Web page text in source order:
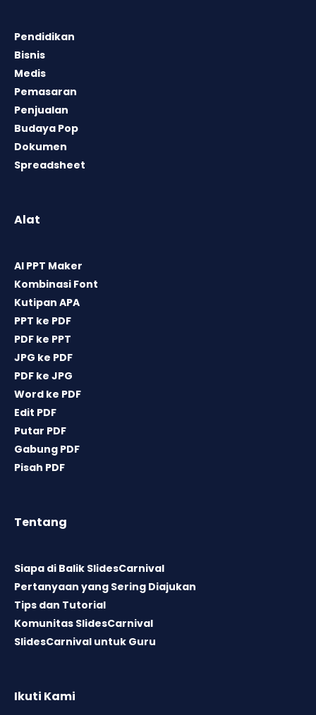
Pendidikan
Bisnis
Medis
Pemasaran
Penjualan
Budaya Pop
Dokumen
Spreadsheet
Alat
AI PPT Maker
Kombinasi Font
Kutipan APA
PPT ke PDF
PDF ke PPT
JPG ke PDF
PDF ke JPG
Word ke PDF
Edit PDF
Putar PDF
Gabung PDF
Pisah PDF
Tentang
Siapa di Balik SlidesCarnival
Pertanyaan yang Sering Diajukan
Tips dan Tutorial
Komunitas SlidesCarnival
SlidesCarnival untuk Guru
Ikuti Kami